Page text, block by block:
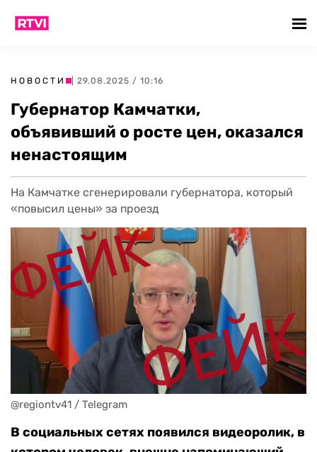
НОВОСТИ | 29.08.2025 / 10:16
Губернатор Камчатки,
объявивший о росте цен, оказался
ненастоящим
На Камчатке сгенерировали губернатора, который
«повысил цены» за проезд
@regiontv41 / Telegram
В социальных сетях появился видеоролик, в